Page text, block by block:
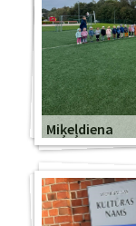
Miķeļdiena